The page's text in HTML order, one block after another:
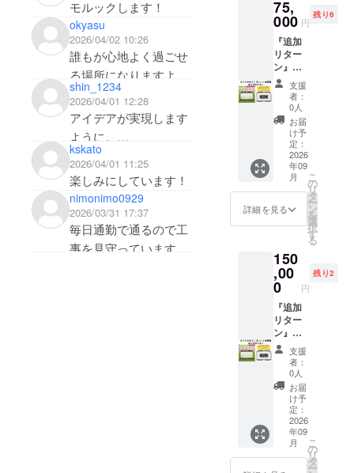
モルックします！
okyasu
2026/04/02 10:26
誰もが心地よく過ごせ
る場所になりますよう
に！
shin_1234
2026/04/01 12:28
アイデアが実現します
ように。
みなさまと一緒に新し
い公園づくりに❗️
kskato
2026/04/01 11:25
楽しみにしています！
nimonimo0929
2026/03/31 17:37
毎日通勤で通るので工
事を見守っています。
ます。
名入れ
てはお
好きな
アル
ファ
ベット
もしく
は数字
（大文
字）を
「１５
文字」
まで入
れるこ
とがで
「ゴー
ルド」
です。
しか手
に入ら
ない特
別モデ
ルで
す。 鉄
の持つ
力強さ
と、細
部まで
こだ
わった
レー
だきま
す。 掲
出期
間：
2026年
9月1
日〜ス
ポーツ
パーク
営業終
了まで
掲出方
法：ク
ラブハ
ウス入
口正
面、芳
文字の
大きさ
で法人
名を掲
出。 ※
御芳名
は法
人、自
治体、
または
実在す
る団体
（競技
団体・
NPO
等）等
の名称
75,
000 円
残り6
『追加
リター
ン』
【オリ
ジナル
ミニ
ゴール
１台寄
贈・法
人団体
プラ
ン】 ＜
リター
ン内容
＞ ①プ
ている
ミニ
ゴール
をとよ
たス
ポーツ
パーク
に寄贈
します
（１
台） 掲
出期
間：
2026年
9月1
日〜使
用不可
支援
者：
0人
お届
け予
定：
2026
年09
月
詳細を見る
こ
の
リ
タ
ー
ン
を
選
択
す
る
150
,00
0 円
残り2
『追加
リター
ン』
【オリ
ジナル
ミニ
ゴール
２台
（１
対）寄
贈・法
人団体
プラ
支援
者：
0人
お届
け予
定：
2026
年09
月
こ
の
リ
タ
ー